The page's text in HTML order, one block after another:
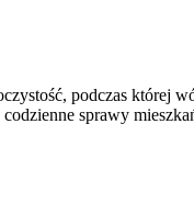
podczas której
sprawy